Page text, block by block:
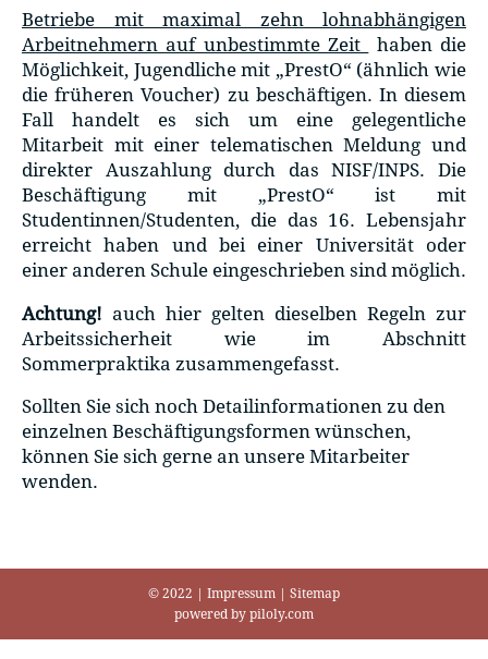
Betriebe mit maximal zehn lohnabhängigen
Arbeitnehmern auf unbestimmte Zeit
haben die
Möglichkeit, Jugendliche mit „PrestO“ (ähnlich wie
die früheren Voucher) zu beschäftigen. In diesem
Fall handelt es sich um eine gelegentliche
Mitarbeit mit einer telematischen Meldung und
direkter Auszahlung durch das NISF/INPS. Die
Beschäftigung mit „PrestO“ ist mit
Studentinnen/Studenten, die das 16. Lebensjahr
erreicht haben und bei einer Universität oder
einer anderen Schule eingeschrieben sind möglich.
Achtung! auch hier gelten dieselben Regeln zur
Arbeitssicherheit wie im Abschnitt
Sommerpraktika zusammengefasst.
Sollten Sie sich noch Detailinformationen zu den
einzelnen Beschäftigungsformen wünschen,
können Sie sich gerne an unsere Mitarbeiter
wenden.
© 2022 Impressum
Sitemap
powered by piloly.com